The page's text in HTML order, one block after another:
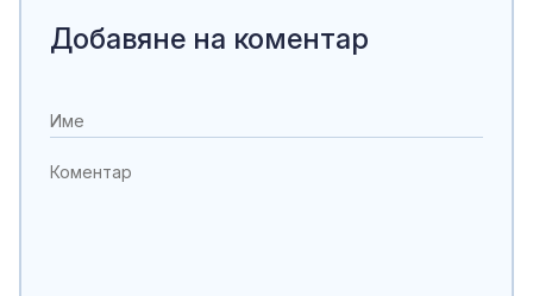
Добавяне на коментар